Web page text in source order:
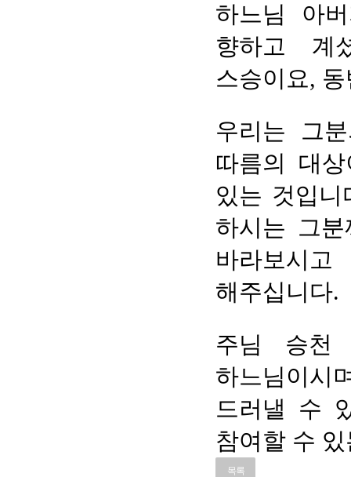
하느님 아
향하고 계
스승이요,
우리는 그
따름의 대
있는 것입
하시는 그
바라보시
해주십니다.
주님 승천
하느님이
드러낼 수
참여할 수
목록